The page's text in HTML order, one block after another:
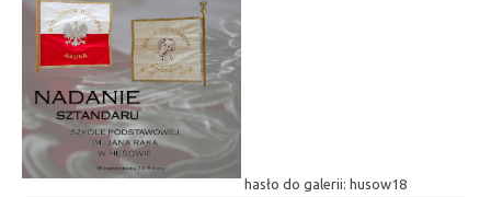
hasło do galerii: husow18